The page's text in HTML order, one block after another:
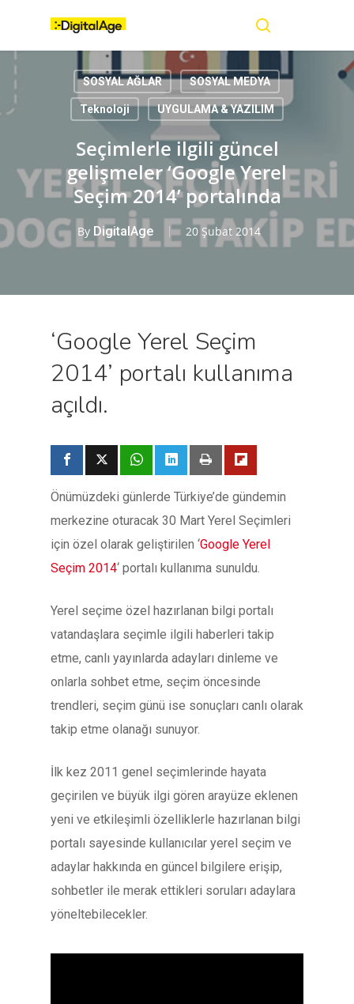
content
SOSYAL AĞLAR SOSYAL MEDYA
Teknoloji UYGULAMA & YAZILIM
Seçimlerle ilgili güncel
gelişmeler ‘Google Yerel
Seçim 2014’ portalında
By DigitalAge 20 Şubat 2014
‘Google Yerel Seçim
2014’ portalı kullanıma
açıldı.
Önümüzdeki günlerde Türkiye’de gündemin
merkezine oturacak 30 Mart Yerel Seçimleri
için özel olarak geliştirilen ‘Google Yerel
Seçim 2014‘ portalı kullanıma sunuldu.
Yerel seçime özel hazırlanan bilgi portalı
vatandaşlara seçimle ilgili haberleri takip
etme, canlı yayınlarda adayları dinleme ve
onlarla sohbet etme, seçim öncesinde
trendleri, seçim günü ise sonuçları canlı olarak
takip etme olanağı sunuyor.
İlk kez 2011 genel seçimlerinde hayata
geçirilen ve büyük ilgi gören arayüze eklenen
yeni ve etkileşimli özelliklerle hazırlanan bilgi
portalı sayesinde kullanıcılar yerel seçim ve
adaylar hakkında en güncel bilgilere erişip,
sohbetler ile merak ettikleri soruları adaylara
yöneltebilecekler.